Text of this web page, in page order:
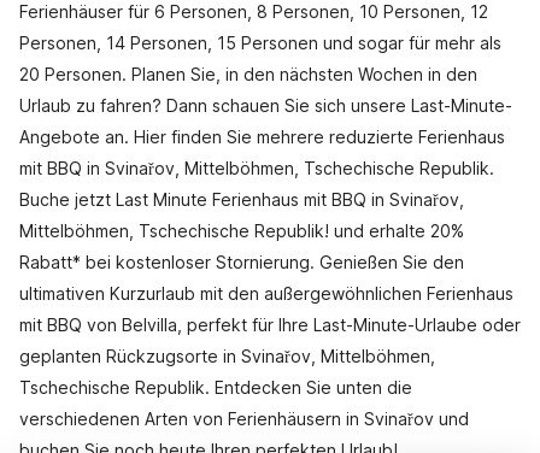
Ferienhäuser für 6 Personen, 8 Personen, 10 Personen, 12
Personen, 14 Personen, 15 Personen und sogar für mehr als
20 Personen. Planen Sie, in den nächsten Wochen in den
Urlaub zu fahren? Dann schauen Sie sich unsere Last-Minute-
Angebote an. Hier finden Sie mehrere reduzierte Ferienhaus
mit BBQ in Svinařov, Mittelböhmen, Tschechische Republik.
Buche jetzt Last Minute Ferienhaus mit BBQ in Svinařov,
Mittelböhmen, Tschechische Republik! und erhalte 20%
Rabatt* bei kostenloser Stornierung. Genießen Sie den
ultimativen Kurzurlaub mit den außergewöhnlichen Ferienhaus
mit BBQ von Belvilla, perfekt für Ihre Last-Minute-Urlaube oder
geplanten Rückzugsorte in Svinařov, Mittelböhmen,
Tschechische Republik. Entdecken Sie unten die
verschiedenen Arten von Ferienhäusern in Svinařov und